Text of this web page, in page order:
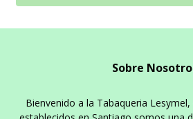
Sobre
Bienvenido a la Tabaqueria